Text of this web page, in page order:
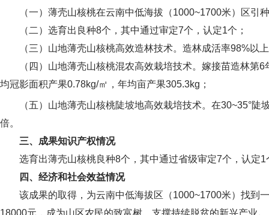
（一）薄壳山核桃在云南中低海拔（1000~1700米）区
（二）选育出良种8个，其中通过审定7个，认定1个；
（三）山地薄壳山核桃高效造林技术。造林成活率98%
（四）山地薄壳山核桃混农高效栽培技术。嫁接苗造林
均冠影面积产果0.78kg/㎡，年均亩产果305.3kg；
（五）山地薄壳山核桃陡坡地高效栽培技术。在30~35°
倍。
三、成果知识产权情况
选育出薄壳山核桃良种8个，其中通过省级审定7个，认定
四、经济和社会效益情况
该成果的取得，为云南中低海拔区（1000~1700米）找到